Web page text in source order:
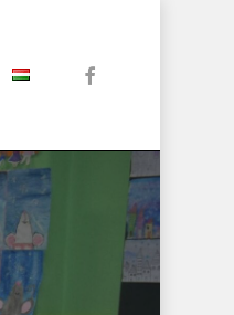
facebook